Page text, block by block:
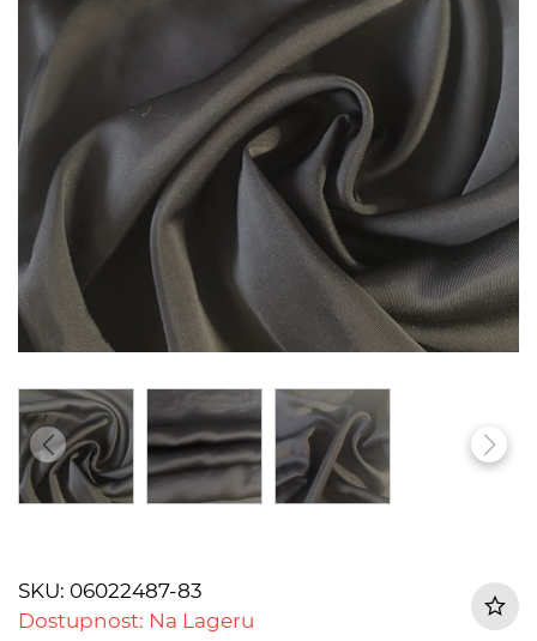
SKU: 06022487-83
Dostupnost: Na Lageru